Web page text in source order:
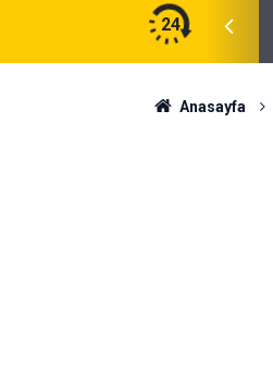
24
sonra nikâh masasına oturdu
Anasayfa